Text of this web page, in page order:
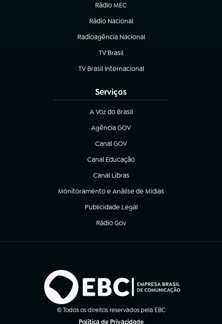
Rádio MEC
(abre em nova aba)
Rádio Nacional
Radioagência Nacional
(abre em nova aba)
TV Brasil
(abre em nova aba)
TV Brasil Internacional
(abre em nova aba)
Serviços
A Voz do Brasil
(abre em nova aba)
Agência GOV
(abre em nova aba)
Canal GOV
(abre em nova aba)
Canal Educação
(abre em nova aba)
Canal Libras
(abre em nova aba)
Monitoramento e Análise de Mídias
(abre em nova aba)
Publicidade Legal
(abre em nova aba)
Rádio Gov
(abre em nova aba)
© Todos os direitos reservados pela EBC
Política de Privacidade